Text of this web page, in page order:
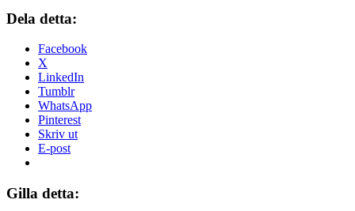
Dela detta:
Facebook
X
LinkedIn
Tumblr
WhatsApp
Pinterest
Skriv ut
E-post
Gilla detta: